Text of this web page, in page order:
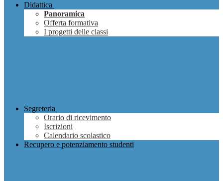
Didattica
Panoramica
Offerta formativa
I progetti delle classi
Segreteria
Orario di ricevimento
Iscrizioni
Calendario scolastico
Recupero e potenziamento studenti